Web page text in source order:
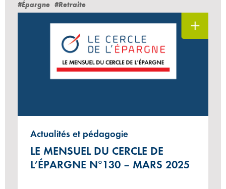
#Épargne #Retraite
Actualités et pédagogie
LE MENSUEL DU CERCLE DE
L’ÉPARGNE N°130 – MARS 2025